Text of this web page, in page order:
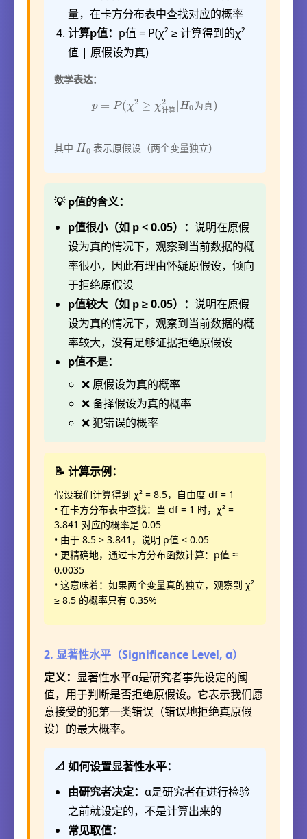
量，在卡方分布表中查找对应的概率
计算p值： p值 = P(χ² ≥ 计算得到的χ²
值 | 原假设为真)
数学表达：
χ2 χ 计 算2 H0 为 真)
其中
H0
表示原假设（两个变量独立）
💡 p值的含义：
p值很小（如 p < 0.05）： 说明在原假
设为真的情况下，观察到当前数据的概
率很小，因此有理由怀疑原假设，倾向
于拒绝原假设
p值较大（如 p ≥ 0.05）： 说明在原假
设为真的情况下，观察到当前数据的概
率较大，没有足够证据拒绝原假设
p值不是：
❌ 原假设为真的概率
❌ 备择假设为真的概率
❌ 犯错误的概率
📝 计算示例：
假设我们计算得到 χ² = 8.5，自由度 df = 1
• 在卡方分布表中查找：当 df = 1 时，χ² =
3.841 对应的概率是 0.05
• 由于 8.5 > 3.841，说明 p值 < 0.05
• 更精确地，通过卡方分布函数计算：p值 ≈
0.0035
• 这意味着：如果两个变量真的独立，观察到 χ²
≥ 8.5 的概率只有 0.35%
2. 显著性水平（Significance Level, α）
定义： 显著性水平α是研究者事先设定的阈
值，用于判断是否拒绝原假设。它表示我们愿
意接受的犯第一类错误（错误地拒绝真原假
设）的最大概率。
📐 如何设置显著性水平：
由研究者决定： α是研究者在进行检验
之前就设定的，不是计算出来的
常见取值：